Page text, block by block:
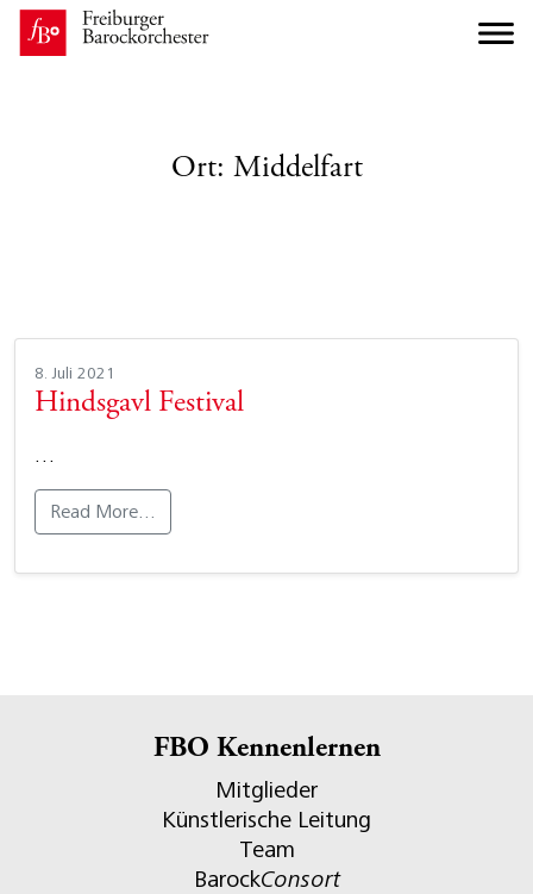
Ort: Middelfart
8. Juli 2021
Hindsgavl Festival
…
Read More…
FBO Kennenlernen
Mitglieder
Künstlerische Leitung
Team
BarockConsort